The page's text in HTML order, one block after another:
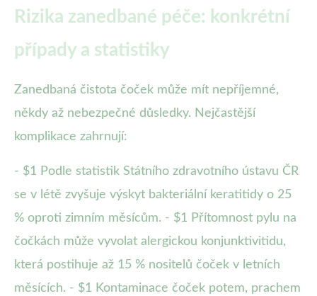
Rizika zanedbané péče: konkrétní
případy a statistiky
Zanedbaná čistota čoček může mít nepříjemné,
někdy až nebezpečné důsledky. Nejčastější
komplikace zahrnují:
- $1 Podle statistik Státního zdravotního ústavu ČR
se v létě zvyšuje výskyt bakteriální keratitidy o 25
% oproti zimním měsícům. - $1 Přítomnost pylu na
čočkách může vyvolat alergickou konjunktivitidu,
která postihuje až 15 % nositelů čoček v letních
měsících. - $1 Kontaminace čoček potem, prachem